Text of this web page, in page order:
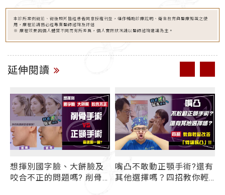
本診所案例術前、術後照片皆經患者同意授權刊登，僅作輔助診療說明、衛生教育與醫療知識之使
用，療程前請務必經專業醫師諮詢及評估
※ 療程效果因個人體質不同而有所差異，個人實際狀況請以醫師諮詢建議為主。
延伸閱讀
想揮別國字臉、大餅臉及
咬合不正的問題嗎? 削骨
嘴凸不敢動正顎手術?還有
其他選擇嗎？四招教你輕